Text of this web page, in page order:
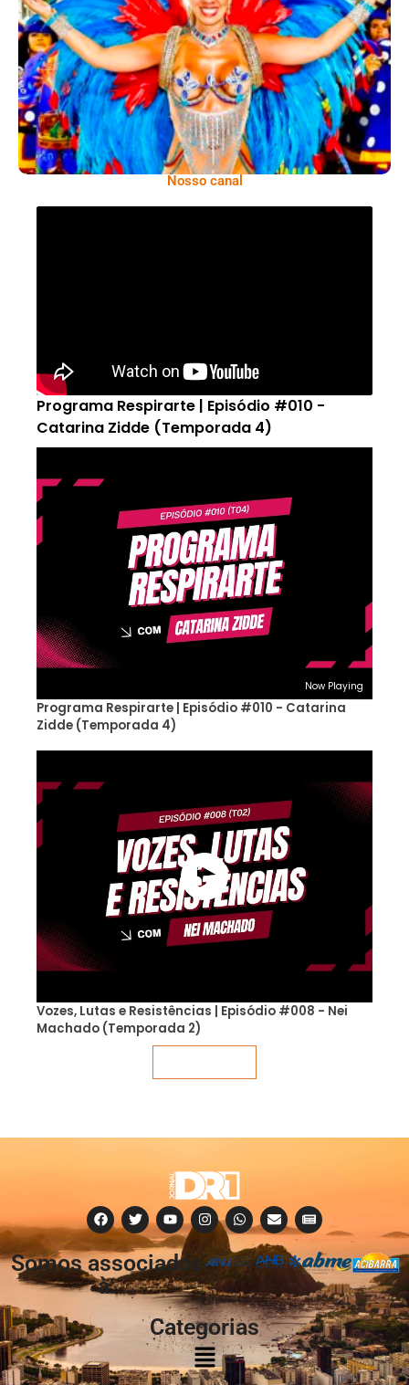
Dani Sant’Anna É Confirmada Como Rainha
De Bateria Da Independentes De Olaria
Para O Carnaval 2027
Nosso canal
Programa Respirarte | Episódio #010 -
Catarina Zidde (Temporada 4)
Now Playing
Programa Respirarte | Episódio #010 - Catarina
Zidde (Temporada 4)
Vozes, Lutas e Resistências | Episódio #008 - Nei
Machado (Temporada 2)
Somos associados
à:
Categorias